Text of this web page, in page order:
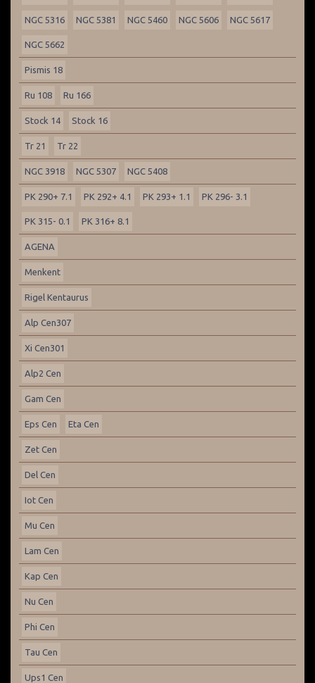
NGC 5316 NGC 5381 NGC 5460 NGC 5606 NGC 5617
NGC 5662
Pismis 18
Ru 108 Ru 166
Stock 14 Stock 16
Tr 21 Tr 22
NGC 3918 NGC 5307 NGC 5408
PK 290+ 7.1 PK 292+ 4.1 PK 293+ 1.1 PK 296- 3.1
PK 315- 0.1 PK 316+ 8.1
AGENA
Menkent
Rigel Kentaurus
Alp Cen307
Xi Cen301
Alp2 Cen
Gam Cen
Eps Cen Eta Cen
Zet Cen
Del Cen
Iot Cen
Mu Cen
Lam Cen
Kap Cen
Nu Cen
Phi Cen
Tau Cen
Ups1 Cen